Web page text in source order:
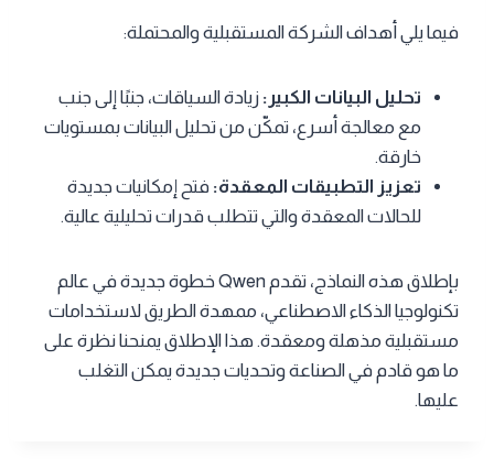
فيما يلي أهداف الشركة المستقبلية والمحتملة:
تحليل البيانات الكبير: زيادة السياقات، جنبًا إلى جنب
مع معالجة أسرع، تمكّن من تحليل البيانات بمستويات
خارقة.
تعزيز التطبيقات المعقدة: فتح إمكانيات جديدة
للحالات المعقدة والتي تتطلب قدرات تحليلية عالية.
بإطلاق هذه النماذج، تقدم Qwen خطوة جديدة في عالم
تكنولوجيا الذكاء الاصطناعي، ممهدة الطريق لاستخدامات
مستقبلية مذهلة ومعقدة. هذا الإطلاق يمنحنا نظرة على
ما هو قادم في الصناعة وتحديات جديدة يمكن التغلب
عليها.